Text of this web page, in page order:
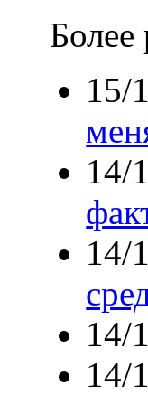
Более
15/
14/
14/
14/
14/